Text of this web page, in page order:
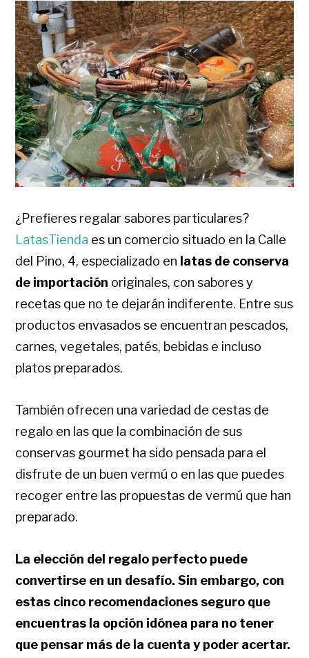
¿Prefieres regalar sabores particulares?
LatasTienda es un comercio situado en la Calle
del Pino, 4, especializado en latas de conserva
de importación originales, con sabores y
recetas que no te dejarán indiferente. Entre sus
productos envasados se encuentran pescados,
carnes, vegetales, patés, bebidas e incluso
platos preparados.
También ofrecen una variedad de cestas de
regalo en las que la combinación de sus
conservas gourmet ha sido pensada para el
disfrute de un buen vermú o en las que puedes
recoger entre las propuestas de vermú que han
preparado.
La elección del regalo perfecto puede
convertirse en un desafío. Sin embargo, con
estas cinco recomendaciones seguro que
encuentras la opción idónea para no tener
que pensar más de la cuenta y poder acertar.